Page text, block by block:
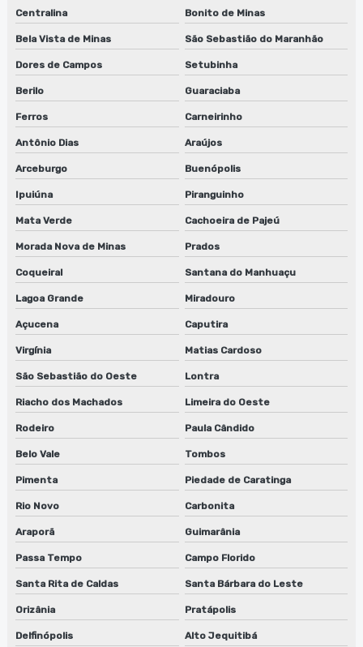
Centralina Bonito de Minas
Bela Vista de Minas São Sebastião do Maranhão
Dores de Campos Setubinha
Berilo Guaraciaba
Ferros Carneirinho
Antônio Dias Araújos
Arceburgo Buenópolis
Ipuiúna Piranguinho
Mata Verde Cachoeira de Pajeú
Morada Nova de Minas Prados
Coqueiral Santana do Manhuaçu
Lagoa Grande Miradouro
Açucena Caputira
Virgínia Matias Cardoso
São Sebastião do Oeste Lontra
Riacho dos Machados Limeira do Oeste
Rodeiro Paula Cândido
Belo Vale Tombos
Pimenta Piedade de Caratinga
Rio Novo Carbonita
Araporã Guimarânia
Passa Tempo Campo Florido
Santa Rita de Caldas Santa Bárbara do Leste
Orizânia Pratápolis
Delfinópolis Alto Jequitibá